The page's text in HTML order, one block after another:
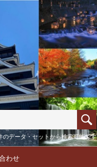
のデータ・セットから検索可能です
わせ